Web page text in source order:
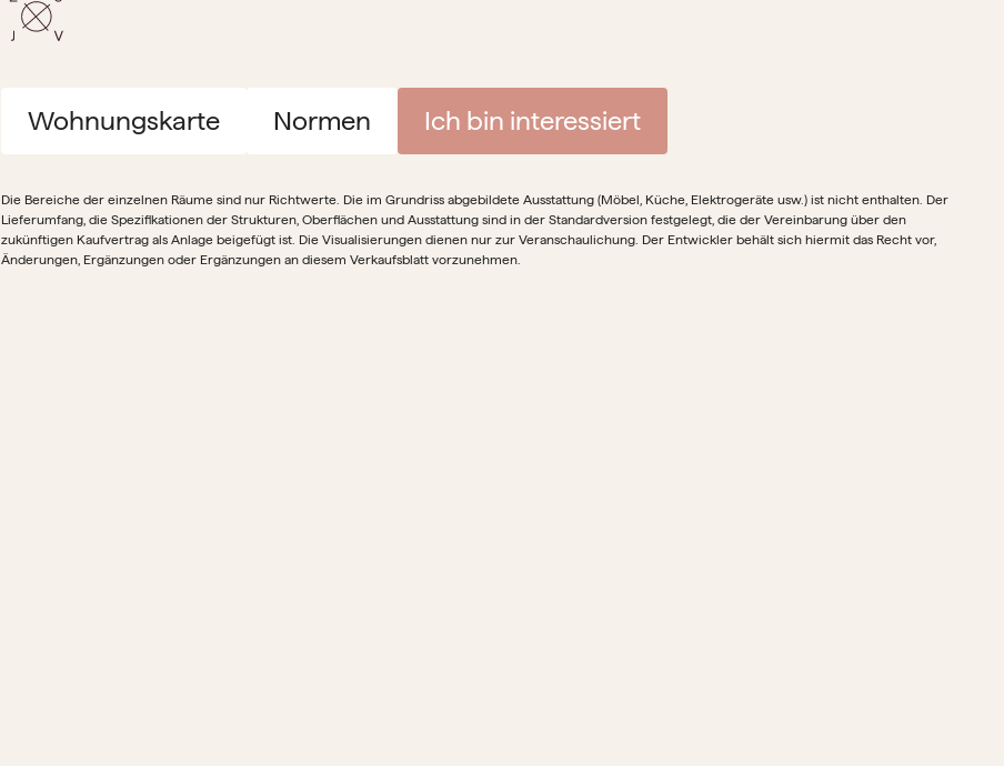
Wohnungskarte Normen Ich bin interessiert
Die Bereiche der einzelnen Räume sind nur Richtwerte. Die im Grundriss abgebildete Ausstattung (Möbel, Küche, Elektrogeräte usw.) ist nicht enthalten. Der
Lieferumfang, die Spezifikationen der Strukturen, Oberflächen und Ausstattung sind in der Standardversion festgelegt, die der Vereinbarung über den
zukünftigen Kaufvertrag als Anlage beigefügt ist. Die Visualisierungen dienen nur zur Veranschaulichung. Der Entwickler behält sich hiermit das Recht vor,
Änderungen, Ergänzungen oder Ergänzungen an diesem Verkaufsblatt vorzunehmen.